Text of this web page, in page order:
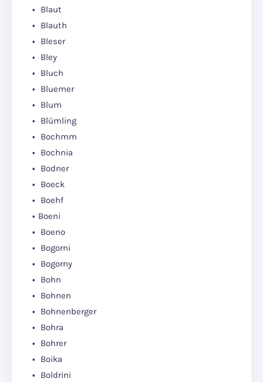
Blaut
Blauth
Bleser
Bley
Bluch
Bluemer
Blum
Blümling
Bochmm
Bochnia
Bodner
Boeck
Boehf
Boeni
Boeno
Bogorni
Bogorny
Bohn
Bohnen
Bohnenberger
Bohra
Bohrer
Boika
Boldrini